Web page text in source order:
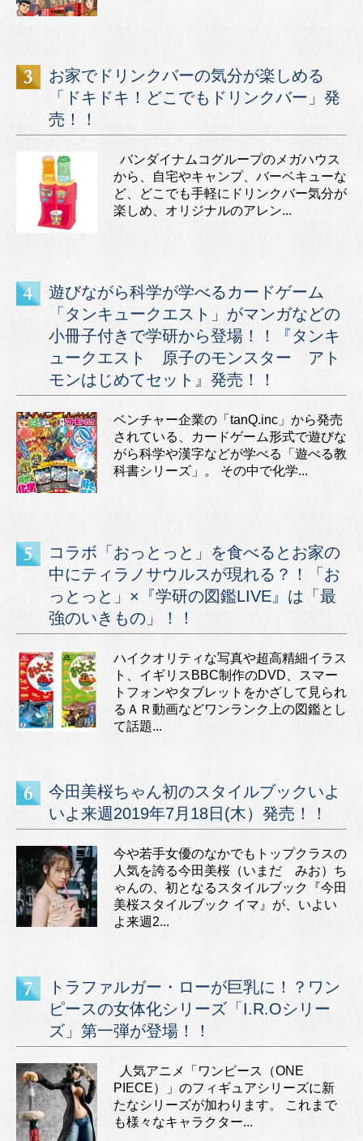
お家でドリンクバーの気分が楽しめる
「ドキドキ！どこでもドリンクバー」発
売！！
バンダイナムコグループのメガハウス
から、自宅やキャンプ、バーベキューな
ど、どこでも手軽にドリンクバー気分が
楽しめ、オリジナルのアレン...
遊びながら科学が学べるカードゲーム
「タンキュークエスト」がマンガなどの
小冊子付きで学研から登場！！『タンキ
ュークエスト 原子のモンスター アト
モンはじめてセット』発売！！
ベンチャー企業の「tanQ.inc」から発売
されている、カードゲーム形式で遊びな
がら科学や漢字などが学べる「遊べる教
科書シリーズ」。 その中で化学...
コラボ「おっとっと」を食べるとお家の
中にティラノサウルスが現れる？！「お
っとっと」×『学研の図鑑LIVE』は「最
強のいきもの」！！
ハイクオリティな写真や超高精細イラス
ト、イギリスBBC制作のDVD、スマー
トフォンやタブレットをかざして見られ
るＡＲ動画などワンランク上の図鑑とし
て話題...
今田美桜ちゃん初のスタイルブックいよ
いよ来週2019年7月18日(木）発売！！
今や若手女優のなかでもトップクラスの
人気を誇る今田美桜（いまだ みお）ち
ゃんの、初となるスタイルブック『今田
美桜スタイルブック イマ』が、いよい
よ来週2...
トラファルガー・ローが巨乳に！？ワン
ピースの女体化シリーズ「I.R.Oシリー
ズ」第一弾が登場！！
人気アニメ「ワンピース（ONE
PIECE）」のフィギュアシリーズに新
たなシリーズが加わります。 これまで
も様々なキャラクター...